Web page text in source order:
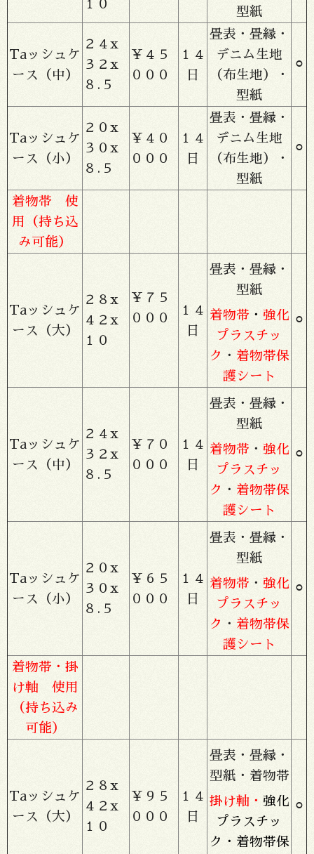
１０
型紙
Taッシュケ
ース（中）
２４x
３２x
８.５
￥４５
０００
１４
日
畳表・畳縁・
デニム生地
（布生地）・
型紙
⚪︎
Taッシュケ
ース（小）
２０x
３０x
８.５
￥４０
０００
１４
日
畳表・畳縁・
デニム生地
（布生地）・
型紙
⚪︎
着物帯 使
用（持ち込
み可能）
Taッシュケ
ース（大）
２８x
４２x
１０
￥７５
０００
１４
日
畳表・畳縁・
型紙
着物帯 ・ 強化
プラスチッ
ク ・ 着物帯保
護シート
⚪︎
Taッシュケ
ース（中）
２４x
３２x
８.５
￥７０
０００
１４
日
畳表・畳縁・
型紙
着物帯 ・ 強化
プラスチッ
ク ・ 着物帯保
護シート
⚪︎
Taッシュケ
ース（小）
２０x
３０x
８.５
￥６５
０００
１４
日
畳表・畳縁・
型紙
着物帯 ・ 強化
プラスチッ
ク ・ 着物帯保
護シート
⚪︎
着物帯・掛
け軸 使用
（持ち込み
可能）
Taッシュケ
ース（大）
２８x
４２x
１０
￥９５
０００
１４
日
畳表・畳縁・
型紙・着物帯
掛け軸・ 強化
プラスチッ
ク・着物帯保
⚪︎